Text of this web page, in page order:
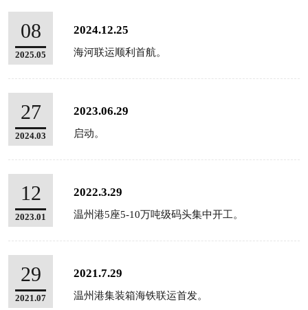
08
2025.05
2024.12.25
海河联运顺利首航。
27
2024.03
2023.06.29
启动。
12
2023.01
2022.3.29
温州港5座5-10万吨级码头集中开工。
29
2021.07
2021.7.29
温州港集装箱海铁联运首发。